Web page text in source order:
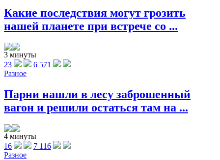
Какие последствия могут грозить
нашей планете при встрече со ...
3 минуты
23
6 571
Разное
Парни нашли в лесу заброшенный
вагон и решили остаться там на ...
4 минуты
16
7 116
Разное